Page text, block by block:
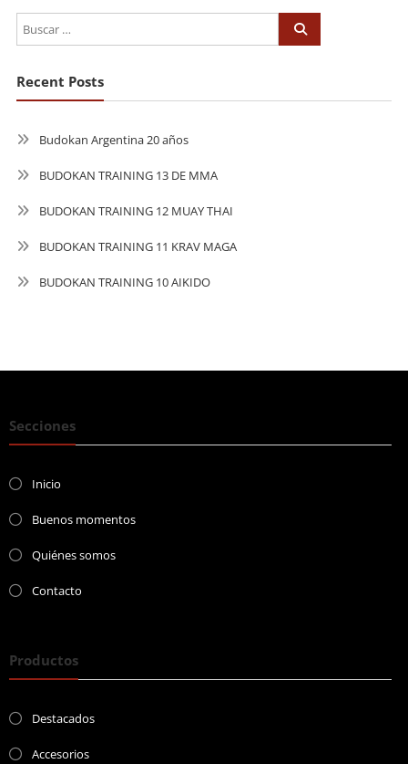
Recent Posts
Budokan Argentina 20 años
BUDOKAN TRAINING 13 DE MMA
BUDOKAN TRAINING 12 MUAY THAI
BUDOKAN TRAINING 11 KRAV MAGA
BUDOKAN TRAINING 10 AIKIDO
Secciones
Inicio
Buenos momentos
Quiénes somos
Contacto
Productos
Destacados
Accesorios